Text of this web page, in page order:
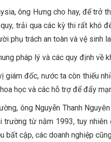
ông Hưng cho hay, để trở
trải qua các kỳ thi rất khó
phụ trách an toàn và vệ sinh
pháp lý và các quy định về
giám đốc, nước ta còn thiếu
học và các hỗ trợ để đẩy
ông Nguyễn Thanh
trường từ năm 1993, tuy
bất cập, các doanh nghiệp